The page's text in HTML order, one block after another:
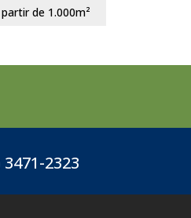
de 1.000m²
3471-2323